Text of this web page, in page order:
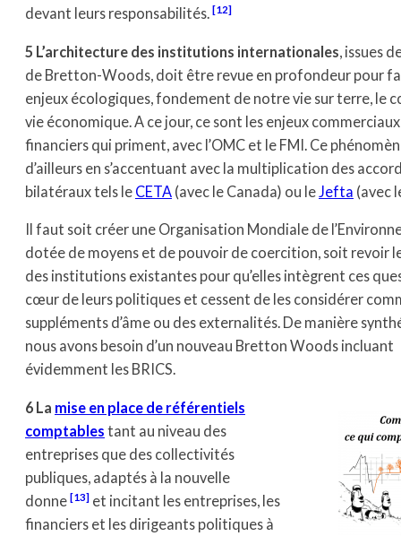
devant leurs responsabilités. [12]
5 L’architecture des institutions internationales, issues
de Bretton-Woods, doit être revue en profondeur pour
enjeux écologiques, fondement de notre vie sur terre, le
vie économique. A ce jour, ce sont les enjeux
financiers qui priment, avec l’OMC et le FMI. Ce
d’ailleurs en s’accentuant avec la multiplication des
bilatéraux tels le CETA (avec le Canada) ou leJefta (avec
Il faut soit créer une Organisation Mondiale de
dotée de moyens et de pouvoir de coercition, soit revoir
des institutions existantes pour qu’elles intègrent ces
cœur de leurs politiques et cessent de les considérer
suppléments d’âme ou des externalités. De manière
nous avons besoin d’un nouveau Bretton Woods incluant
évidemment les BRICS.
6 La mise en place de référentiels
comptables tant au niveau des
entreprises que des collectivités
publiques, adaptés à la nouvelle
donne [13] et incitant les entreprises, les
financiers et les dirigeants politiques à